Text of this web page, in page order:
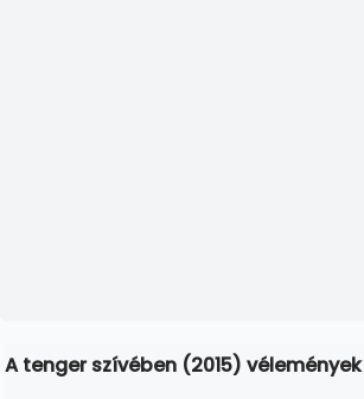
A tenger szívében (2015) vélemények